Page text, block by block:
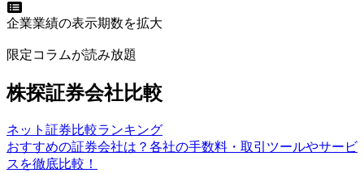
企業業績の表示期数を拡大
限定コラムが読み放題
株探証券会社比較
ネット証券比較ランキング
おすすめの証券会社は？各社の手数料・取引ツールやサービ
スを徹底比較！